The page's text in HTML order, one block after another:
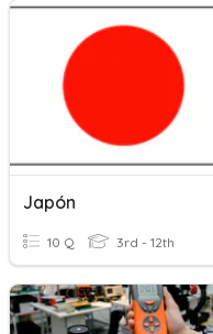
Japón
10 Q 3rd - 12th